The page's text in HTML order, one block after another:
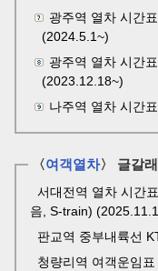
광주역 열차 시간
(2024.5.1~)
광주역 열차 시간
(2023.12.18~)
나주역 열차 시간
〈여객열차〉 글갈
서대전역 열차 시간
음, S-train)
판교역 중부내륙선
청량리역 여객운임